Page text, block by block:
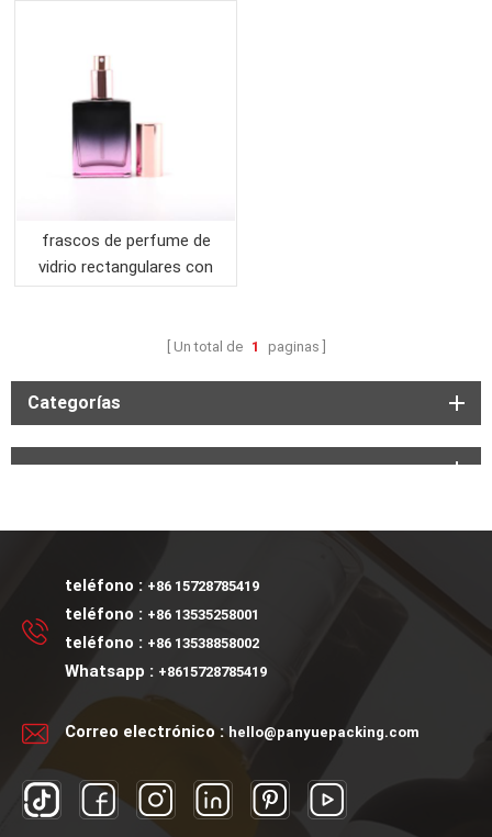
frascos de perfume de
vidrio rectangulares con
bomba de pulverización de
Un total de 1 paginas
Categorías
teléfono : +86 15728785419
teléfono : +86 13535258001
teléfono : +86 13538858002
Whatsapp : +8615728785419
Correo electrónico : hello@panyuepacking.com